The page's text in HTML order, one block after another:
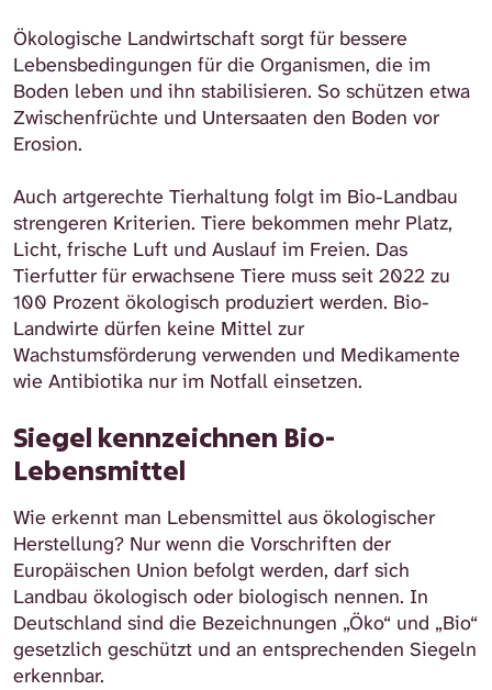
Ökologische Landwirtschaft sorgt für bessere
Lebensbedingungen für die Organismen, die im
Boden leben und ihn stabilisieren. So schützen etwa
Zwischenfrüchte und Untersaaten den Boden vor
Erosion.
Auch artgerechte Tierhaltung folgt im Bio-Landbau
strengeren Kriterien. Tiere bekommen mehr Platz,
Licht, frische Luft und Auslauf im Freien. Das
Tierfutter für erwachsene Tiere muss seit 2022 zu
100 Prozent ökologisch produziert werden. Bio-
Landwirte dürfen keine Mittel zur
Wachstumsförderung verwenden und Medikamente
wie Antibiotika nur im Notfall einsetzen.
Siegel kennzeichnen Bio-
Lebensmittel
Wie erkennt man Lebensmittel aus ökologischer
Herstellung? Nur wenn die Vorschriften der
Europäischen Union befolgt werden, darf sich
Landbau ökologisch oder biologisch nennen. In
Deutschland sind die Bezeichnungen „Öko“ und „Bio“
gesetzlich geschützt und an entsprechenden Siegeln
erkennbar.